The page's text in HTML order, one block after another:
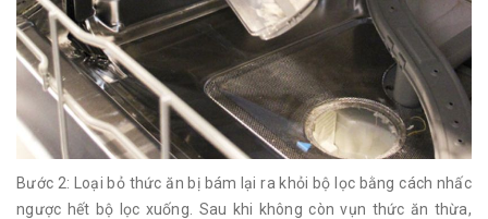
Bước 2: Loại bỏ thức ăn bị bám lại ra khỏi bộ lọc bằng cách nhấc
ngược hết bộ lọc xuống. Sau khi không còn vụn thức ăn thừa,